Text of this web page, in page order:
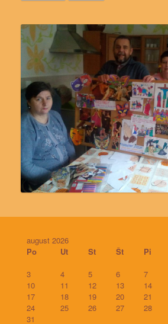
august 2026
Po
Ut St Št Pi
3
4 5 6 7
10
11 12 13 14
17
18 19 20 21
24
25 26 27 28
31